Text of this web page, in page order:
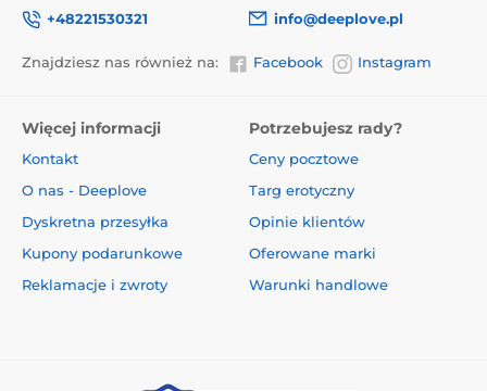
+48221530321
info@deeplove.pl
Znajdziesz nas również na: Facebook Instagram
Więcej informacji
Kontakt
O nas - Deeplove
Dyskretna przesyłka
Kupony podarunkowe
Reklamacje i zwroty
Potrzebujesz rady?
Ceny pocztowe
Targ erotyczny
Opinie klientów
Oferowane marki
Warunki handlowe